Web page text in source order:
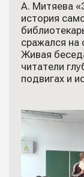
А. Митяева
история
сражался на
Живая
читатели
подвигах и